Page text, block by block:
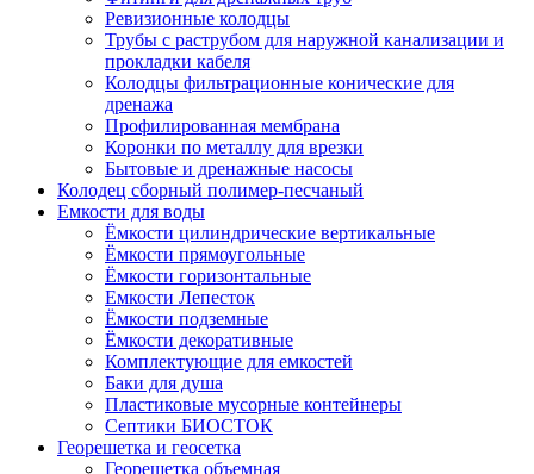
Ревизионные колодцы
Трубы с раструбом для наружной канализации и
прокладки кабеля
Колодцы фильтрационные конические для
дренажа
Профилированная мембрана
Коронки по металлу для врезки
Бытовые и дренажные насосы
Колодец сборный полимер-песчаный
Емкости для воды
Ёмкости цилиндрические вертикальные
Ёмкости прямоугольные
Ёмкости горизонтальные
Емкости Лепесток
Ёмкости подземные
Ёмкости декоративные
Комплектующие для емкостей
Баки для душа
Пластиковые мусорные контейнеры
Септики БИОСТОК
Георешетка и геосетка
Георешетка объемная